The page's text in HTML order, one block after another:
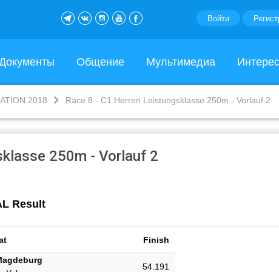
Войти
Общение Мультимедиа
2018 Race 8 - C1 Herren Leistungsklasse 250m - Vorlauf 2
250m - Vorlauf 2
Result
Finish
54.191